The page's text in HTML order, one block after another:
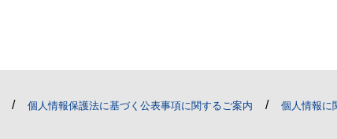
/ 個人情報保護法に基づく公表事項に関するご案内 / 個人情報に